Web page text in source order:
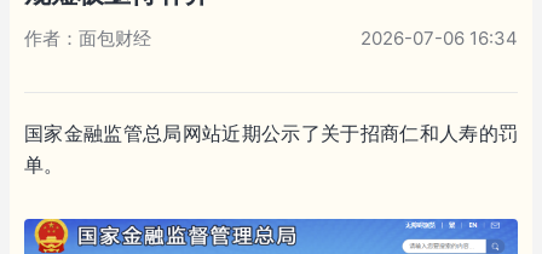
作者：面包财经 2026-07-06 16:34
国家金融监管总局网站近期公示了关于招商仁和人寿的罚
单。